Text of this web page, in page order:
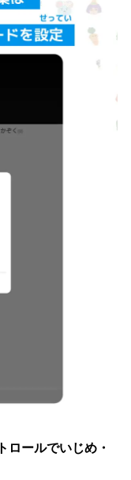
ロールでいじめ・